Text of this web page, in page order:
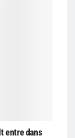
entre dans